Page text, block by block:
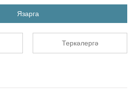
Язарга
Теркәлергә